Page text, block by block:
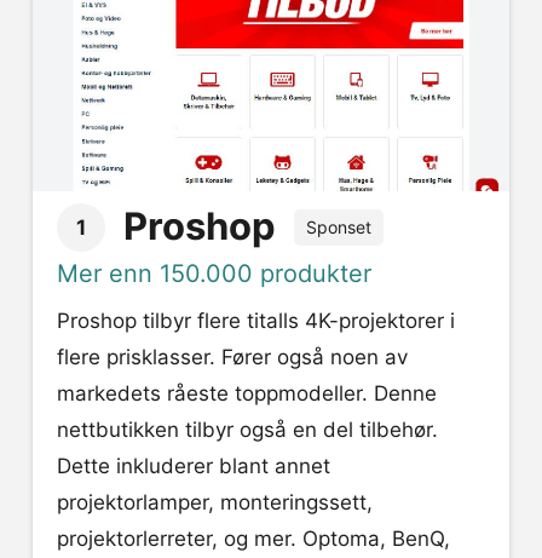
1 Proshop Sponset
Mer enn 150.000 produkter
Proshop tilbyr flere titalls 4K-projektorer i
flere prisklasser. Fører også noen av
markedets råeste toppmodeller. Denne
nettbutikken tilbyr også en del tilbehør.
Dette inkluderer blant annet
projektorlamper, monteringssett,
projektorlerreter, og mer. Optoma, BenQ,